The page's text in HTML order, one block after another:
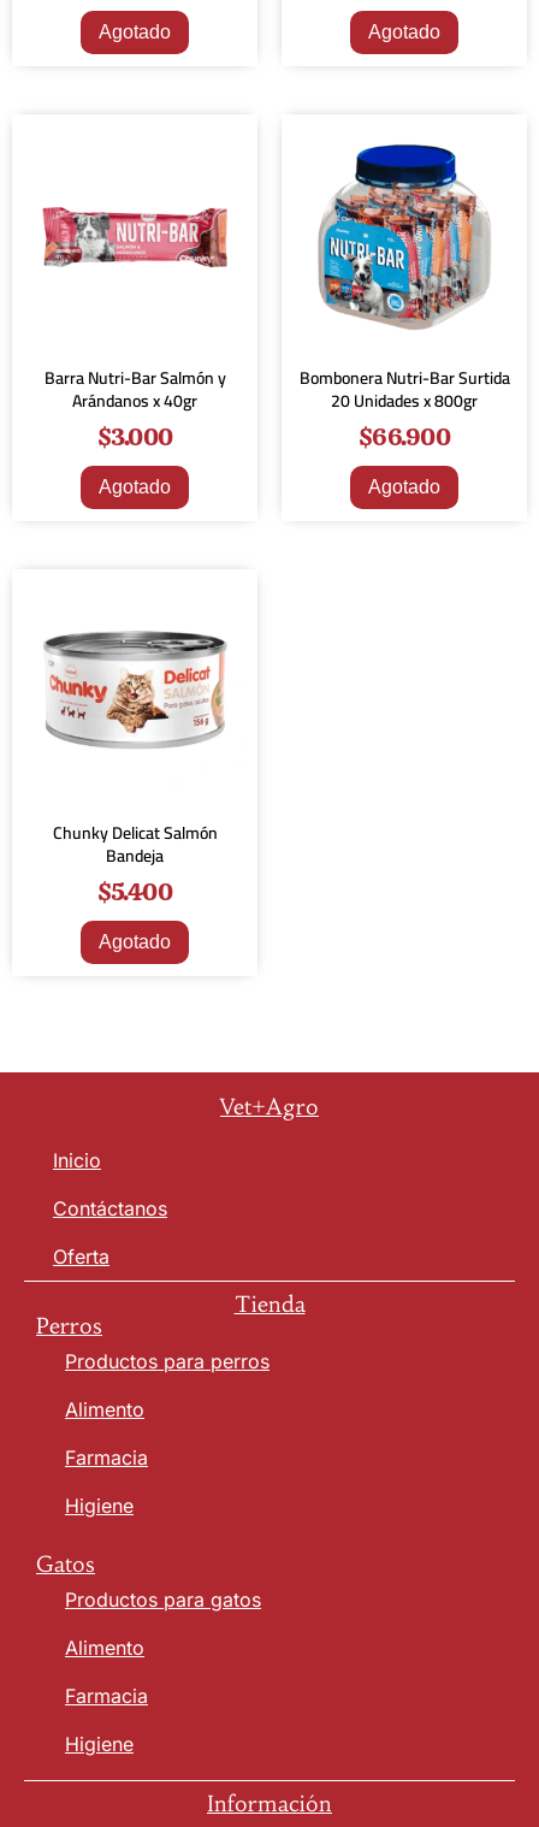
Agotado Agotado
Barra Nutri-Bar Salmón y
Arándanos x 40gr
$3.000
Agotado
Bombonera Nutri-Bar Surtida
20 Unidades x 800gr
$66.900
Agotado
Chunky Delicat Salmón
Bandeja
$5.400
Agotado
Vet+Agro
Inicio
Contáctanos
Oferta
Tienda
Perros
Productos para perros
Alimento
Farmacia
Higiene
Gatos
Productos para gatos
Alimento
Farmacia
Higiene
Información